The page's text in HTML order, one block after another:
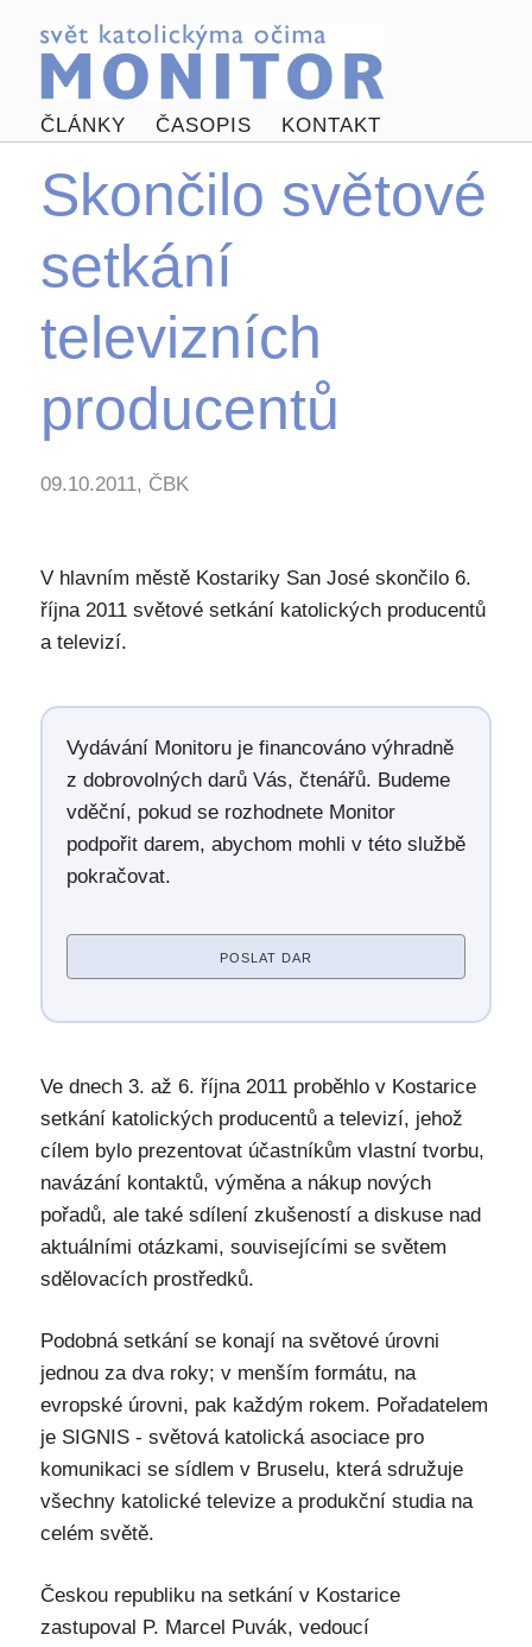
ČLÁNKY ČASOPIS KONTAKT
Skončilo světové
setkání
televizních
producentů
09.10.2011, ČBK
V hlavním městě Kostariky San José skončilo 6.
října 2011 světové setkání katolických producentů
a televizí.
Vydávání Monitoru je financováno výhradně
z dobrovolných darů Vás, čtenářů. Budeme
vděční, pokud se rozhodnete Monitor
podpořit darem, abychom mohli v této službě
pokračovat.
POSLAT DAR
Ve dnech 3. až 6. října 2011 proběhlo v Kostarice
setkání katolických producentů a televizí, jehož
cílem bylo prezentovat účastníkům vlastní tvorbu,
navázání kontaktů, výměna a nákup nových
pořadů, ale také sdílení zkušeností a diskuse nad
aktuálními otázkami, souvisejícími se světem
sdělovacích prostředků.
Podobná setkání se konají na světové úrovni
jednou za dva roky; v menším formátu, na
evropské úrovni, pak každým rokem. Pořadatelem
je SIGNIS - světová katolická asociace pro
komunikaci se sídlem v Bruselu, která sdružuje
všechny katolické televize a produkční studia na
celém světě.
Českou republiku na setkání v Kostarice
zastupoval P. Marcel Puvák, vedoucí